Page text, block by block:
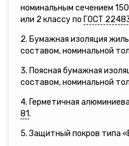
номинальным сечением
или 2 классу по ГОСТ
2. Бумажная изоляция
составом, номинальной
3. Поясная бумажная
составом, номинальной
4. Герметичная
81.
5. Защитный покров типа